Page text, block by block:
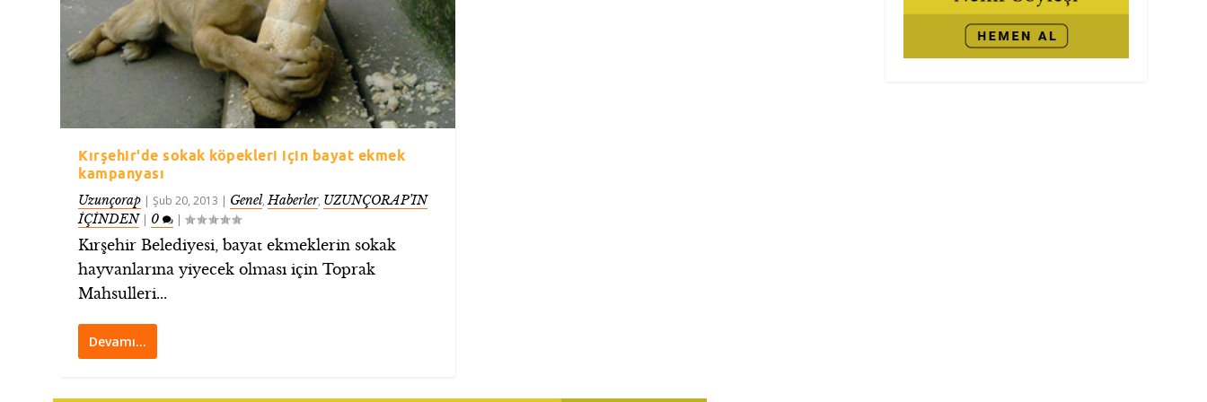
Kırşehir'de sokak köpekleri için bayat ekmek
kampanyası
Uzunçorap |Şub 20, 2013 | Genel,Haberler, UZUNÇORAP’IN
İÇİNDEN| 0 |
Kırşehir Belediyesi, bayat ekmeklerin sokak
hayvanlarına yiyecek olması için Toprak
Mahsulleri...
Devamı…